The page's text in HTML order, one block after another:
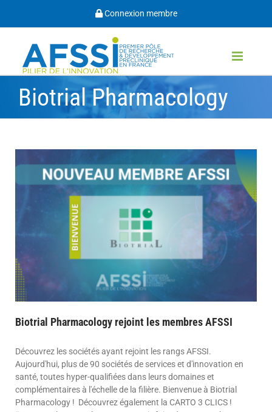
contenu
Connexion membre
Biotrial Pharmacology
Biotrial Pharmacology rejoint les membres AFSSI
Découvrez les sociétés ayant rejoint les rangs AFSSI.
Aujourd'hui, plus de 90 sociétés de services et d'innovation en
santé, toutes hyper-qualifiées dans leurs domaines et
complémentaires à l'échelle de la filière. Bienvenue à Biotrial
Pharmacology ! Découvrez également la CARTO 3 CLICS !